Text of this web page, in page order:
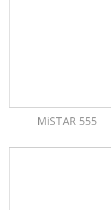
MiSTAR 555